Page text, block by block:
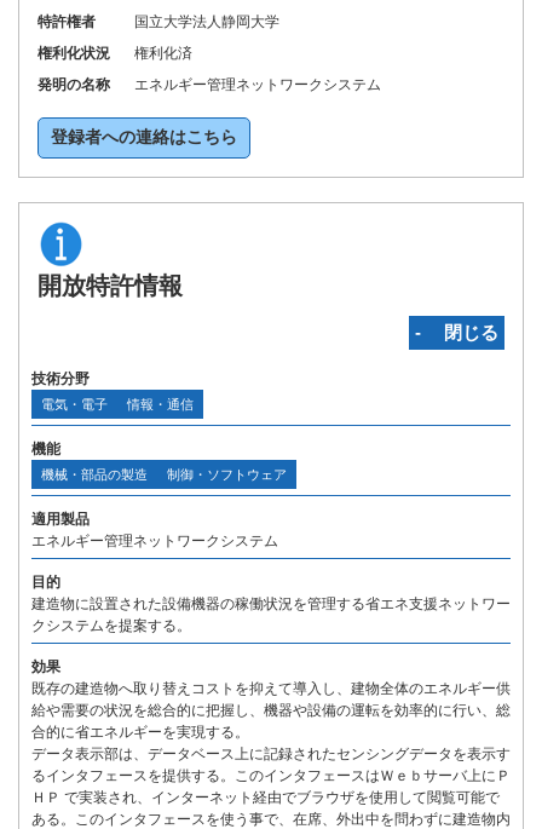
特許権者
国立大学法人静岡大学
権利化状況
権利化済
発明の名称
エネルギー管理ネットワークシステム
登録者への連絡はこちら
開放特許情報
‐ 閉じる
技術分野
電気・電子 情報・通信
機能
機械・部品の製造 制御・ソフトウェア
適用製品
エネルギー管理ネットワークシステム
目的
建造物に設置された設備機器の稼働状況を管理する省エネ支援ネットワー
クシステムを提案する。
効果
既存の建造物へ取り替えコストを抑えて導入し、建物全体のエネルギー供
給や需要の状況を総合的に把握し、機器や設備の運転を効率的に行い、総
合的に省エネルギーを実現する。
データ表示部は、データベース上に記録されたセンシングデータを表示す
るインタフェースを提供する。このインタフェースはＷｅｂサーバ上にＰ
ＨＰ で実装され、インターネット経由でブラウザを使用して閲覧可能で
ある。このインタフェースを使う事で、在席、外出中を問わずに建造物内